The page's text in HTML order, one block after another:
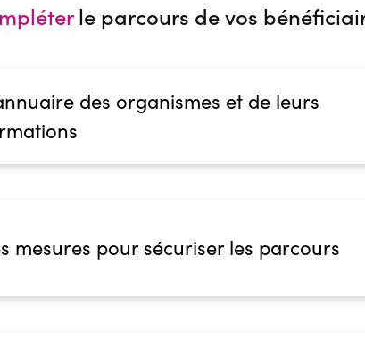
le parcours de vos
des organismes et de leurs
mesures pour sécuriser les parcours